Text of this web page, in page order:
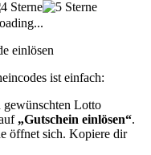
einlösen
ist einfach:
Lotto
„Gutschein einlösen“.
öffnet sich. Kopiere dir